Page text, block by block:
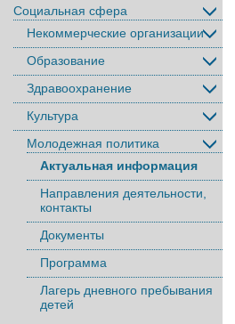
Социальная сфера
Некоммерческие организации
Образование
Здравоохранение
Культура
Молодежная политика
Актуальная информация
Направления деятельности,
контакты
Документы
Программа
Лагерь дневного пребывания
детей